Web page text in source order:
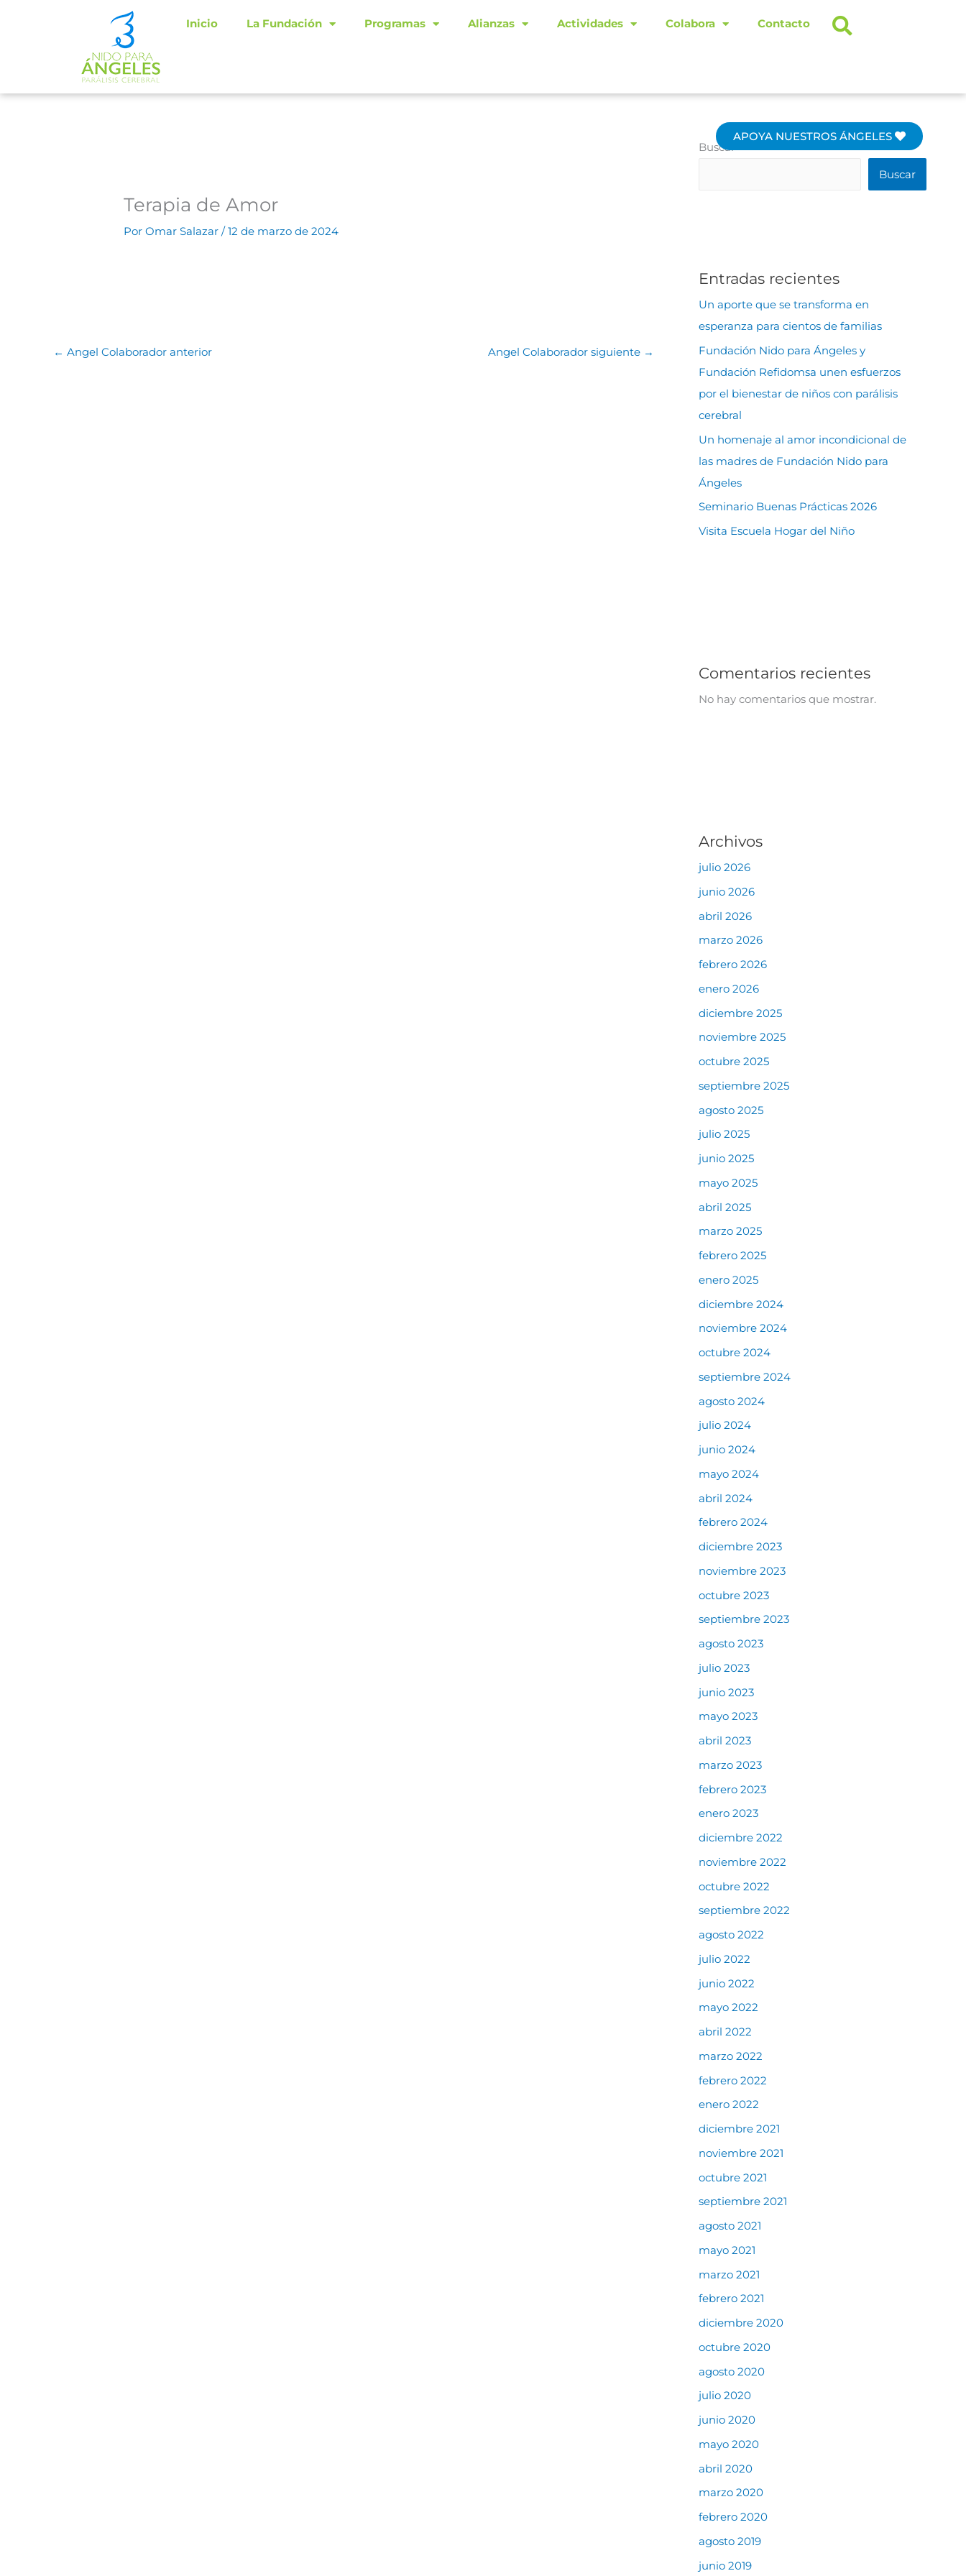
Inicio La Fundación Programas Alianzas Actividades Colabora Contacto
APOYA NUESTROS ÁNGELES
Terapia de Amor
PorOmar Salazar/12 de marzo de 2024
← Angel Colaborador anterior Angel Colaborador siguiente →
Buscar
Buscar
Entradas recientes
Un aporte que se transforma en
esperanza para cientos de familias
Fundación Nido para Ángeles y
Fundación Refidomsa unen esfuerzos
por el bienestar de niños con parálisis
cerebral
Un homenaje al amor incondicional de
las madres de Fundación Nido para
Ángeles
Seminario Buenas Prácticas 2026
Visita Escuela Hogar del Niño
Comentarios recientes
No hay comentarios que mostrar.
Archivos
julio 2026
junio 2026
abril 2026
marzo 2026
febrero 2026
enero 2026
diciembre 2025
noviembre 2025
octubre 2025
septiembre 2025
agosto 2025
julio 2025
junio 2025
mayo 2025
abril 2025
marzo 2025
febrero 2025
enero 2025
diciembre 2024
noviembre 2024
octubre 2024
septiembre 2024
agosto 2024
julio 2024
junio 2024
mayo 2024
abril 2024
febrero 2024
diciembre 2023
noviembre 2023
octubre 2023
septiembre 2023
agosto 2023
julio 2023
junio 2023
mayo 2023
abril 2023
marzo 2023
febrero 2023
enero 2023
diciembre 2022
noviembre 2022
octubre 2022
septiembre 2022
agosto 2022
julio 2022
junio 2022
mayo 2022
abril 2022
marzo 2022
febrero 2022
enero 2022
diciembre 2021
noviembre 2021
octubre 2021
septiembre 2021
agosto 2021
mayo 2021
marzo 2021
febrero 2021
diciembre 2020
octubre 2020
agosto 2020
julio 2020
junio 2020
mayo 2020
abril 2020
marzo 2020
febrero 2020
agosto 2019
junio 2019